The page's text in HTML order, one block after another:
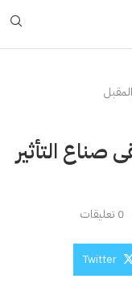
صناع التأثير
0 تعليقات
Twitter